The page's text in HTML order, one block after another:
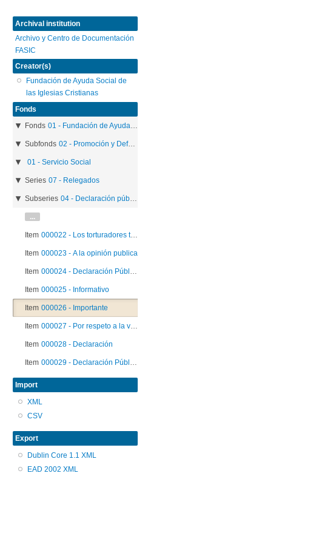
Archival institution
Archivo y Centro de Documentación
FASIC
Creator(s)
Fundación de Ayuda Social de
las Iglesias Cristianas
Fonds
Fonds 01 - Fundación de Ayuda Social de las Iglesias Cristianas
Subfonds 02 - Promoción y Defensa de los Derechos Humanos
01 - Servicio Social
Series 07 - Relegados
Subseries 04 - Declaración públicas
...
Item 000022 - Los torturadores tras el Juez
Item 000023 - A la opinión publica
Item 000024 - Declaración Pública
Item 000025 - Informativo
Item 000026 - Importante
Item 000027 - Por respeto a la verdad
Item 000028 - Declaración
Item 000029 - Declaración Pública
Import
XML
CSV
Export
Dublin Core 1.1 XML
EAD 2002 XML